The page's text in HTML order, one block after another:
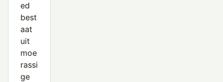
ed
best
aat
uit
moe
rassi
ge